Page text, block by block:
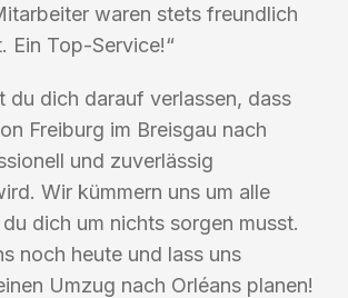
waren stets freundlich
Ein Top-Service!“
du dich darauf verlassen, dass
Freiburg im Breisgau nach
und zuverlässig
Wir kümmern uns um alle
dich um nichts sorgen musst.
noch heute und lass uns
Umzug nach Orléans planen!